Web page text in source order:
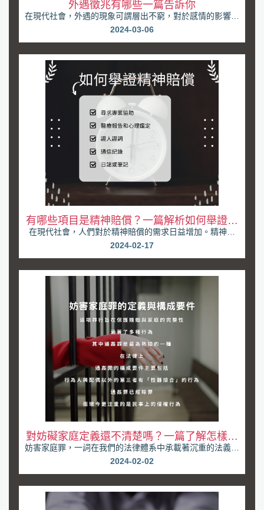
外遇徵兆有哪些一篇告訴你
在現代社會，外遇的現象可謂層出不窮，對於感情的影響也
是深遠而複雜的。當一段感情開始出現問題時，人們常...
2024-03-06
有哪些項目是精神賠償？一篇解析如何舉證精
神賠償
在現代社會，人們對於精神賠償的需求日益增加。精神賠
償，也被稱為精神慰撫金，是指在法律上對於非財產上的...
2024-02-17
對妨礙家庭定義還不清楚嗎？一篇了解怎樣才
算妨礙家庭
妨害家庭罪，一詞在我們的法律體系中承載著沉重的法義。
隨著社會價值觀的演變，婚姻與家庭的保護變得愈發重...
2024-02-02